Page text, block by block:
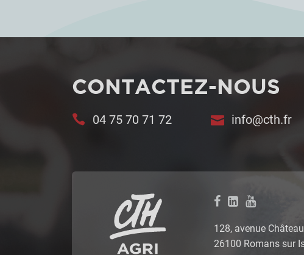
CONTACTEZ-NOUS
04 75 70 71 72 info@cth.fr
128, avenue
26100 Romans sur